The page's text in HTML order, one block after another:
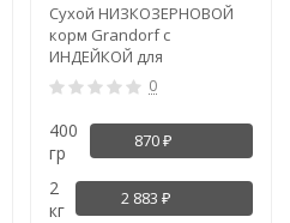
Сухой НИЗКОЗЕРНОВОЙ
корм Grandorf с
ИНДЕЙКОЙ для
СТЕРИЛИЗОВАННЫХ
кошек (Turkey Adult
Sterilised)
0
400
гр
870 ₽
2
кг
2 883 ₽